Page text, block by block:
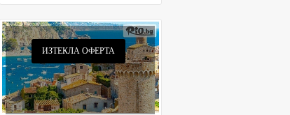
ИЗТЕКЛА ОФЕРТА